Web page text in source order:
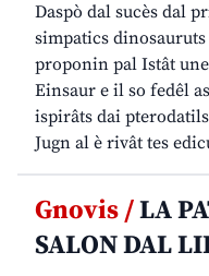
Daspò dal sucès dal
simpatics
proponin pal Istât
Einsaur e il so fedêl
ispirâts dai
Jugn al è rivât tes
Gnovis /LA
SALON DAL